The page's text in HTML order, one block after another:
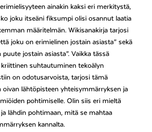
ainakin kaksi eri merkitystä,
joku itseäni fiksumpi olisi osannut laatia
määritelmän. Wikisanakirja tarjosi
joku on erimielinen jostain asiasta” sekä
puute jostain asiasta”. Vaikka tässä
kriittinen suhtautuminen tekoälyn
on odotusarvoista, tarjosi tämä
oivan lähtöpisteen yhteisymmärryksen ja
pohtimiselle. Olin siis eri mieltä
lähdin pohtimaan, mitä se mahtaa
kannalta.